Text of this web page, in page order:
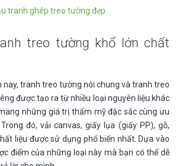
tranh ghép treo tường đẹp
treo tường khổ lớn chất
nay, tranh treo tường nói chung và tranh treo
được tạo ra từ nhiều loại nguyên liệu khác
những giá trị thẩm mỹ đặc sắc cùng ưu
đó, vải canvas, giấy lụa (giấy PP), gỗ,
liệu được sử dụng phổ biến nhất. Dựa vào
điểm của những loại này mà bạn có thể dễ